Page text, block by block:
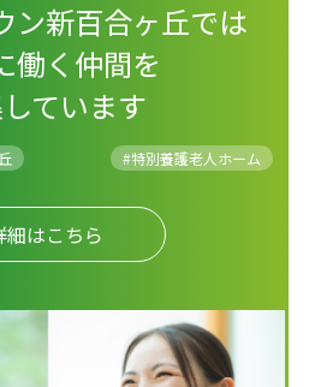
ン新百合ヶ丘では
働く仲間を
ています
#特別養護老人ホーム
細はこちら